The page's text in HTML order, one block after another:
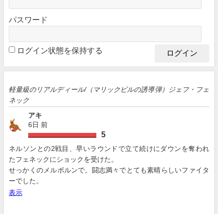
パスワード
ログイン状態を保持する
軽量級のリアルディール/（マリックビルの誘導弾）ジェフ・フェ
ネック
アキ
6日 前
5
ネルソンとの2戦目、早いラウンドで立て続けにダウンを奪われ
たフェネックにショックを受けた。
せっかくのメルボルンで。闘志満々でとても素晴らしいファイタ
ーでした。
表示